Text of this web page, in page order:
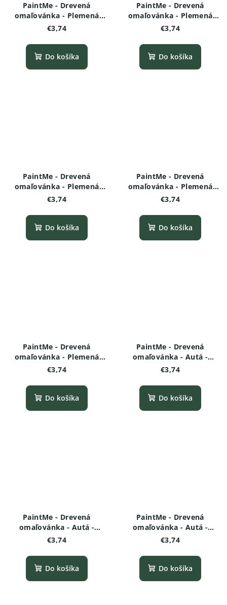
PaintMe - Drevená
omaľovánka - Plemená
psov - Maltézsky psík
€3,74
Do košíka
PaintMe - Drevená
omaľovánka - Plemená
psov -Taliansky chrtík
€3,74
Do košíka
PaintMe - Drevená
omaľovánka - Plemená
psov - Jazvečík
€3,74
Do košíka
PaintMe - Drevená
omaľovánka - Plemená
psov - Český teriér
€3,74
Do košíka
PaintMe - Drevená
omaľovánka - Plemená
psov - Afganský chrt
€3,74
Do košíka
PaintMe - Drevená
omaľovánka - Autá -
Závodné kupé
€3,74
Do košíka
PaintMe - Drevená
omaľovánka - Autá -
Turbo buggy
€3,74
Do košíka
PaintMe - Drevená
omaľovánka - Autá -
Tuning muscle car
€3,74
Do košíka